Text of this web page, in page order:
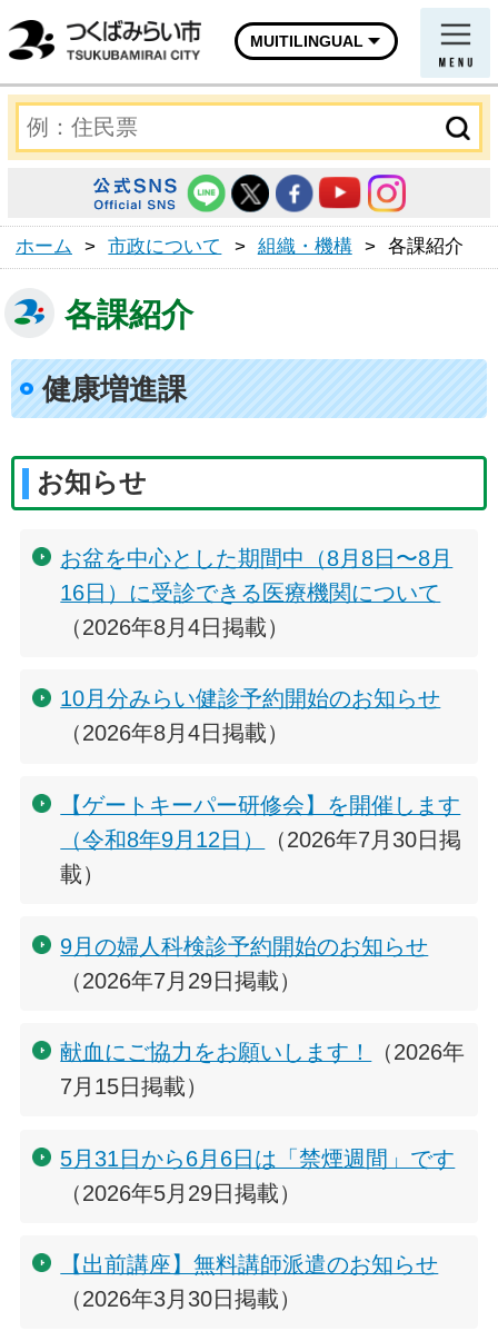
MUITILINGUAL
ホーム > 市政について > 組織・機構 > 各課紹介
各課紹介
健康増進課
お知らせ
お盆を中心とした期間中（8月8日〜8月
16日）に受診できる医療機関について
（2026年8月4日掲載）
10月分みらい健診予約開始のお知らせ
（2026年8月4日掲載）
【ゲートキーパー研修会】を開催します
（令和8年9月12日）
（2026年7月30日掲
載）
9月の婦人科検診予約開始のお知らせ
（2026年7月29日掲載）
献血にご協力をお願いします！
（2026年
7月15日掲載）
5月31日から6月6日は「禁煙週間」です
（2026年5月29日掲載）
【出前講座】無料講師派遣のお知らせ
（2026年3月30日掲載）